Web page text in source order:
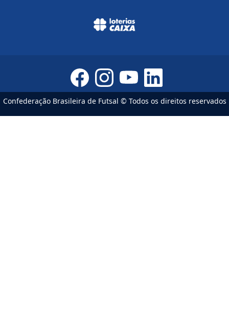
Confederação Brasileira de Futsal © Todos os direitos reservados